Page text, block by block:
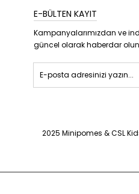
E-BÜLTEN KAYIT
Kampanyalarımızdan ve
güncel olarak haberdar
2025 Minipomes & CSL